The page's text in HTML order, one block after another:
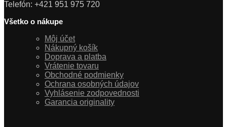
Telefón: +421 951 975 720
Všetko o nákupe
Môj účet
Nákupný košík
Doprava a platba
Vrátenie tovaru
Obchodné podmienky
Ochrana osobných údajov
Vyhlásenie zodpovednosti
Garancia originality